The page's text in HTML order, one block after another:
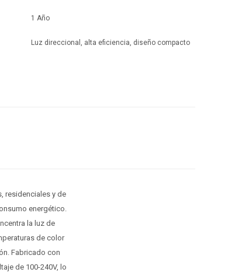
1 Año
Luz direccional, alta eficiencia, diseño compacto
residenciales y de
energético.
la luz de
de color
Fabricado con
de 100-240V, lo